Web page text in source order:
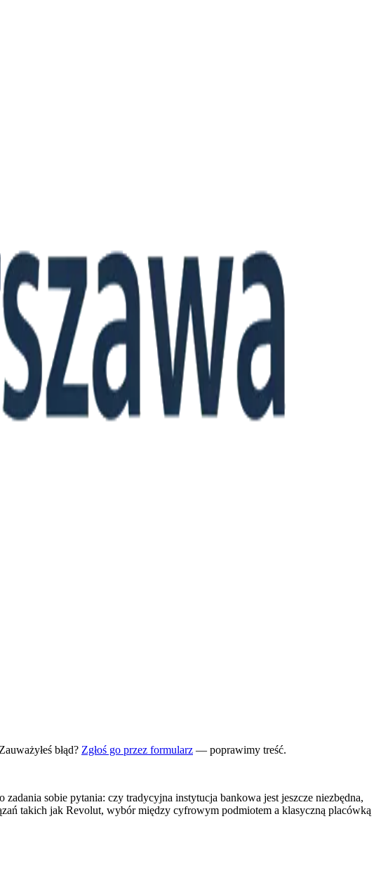
błąd? Zgłoś go przez formularz — poprawimy treść.
sobie pytania: czy tradycyjna instytucja bankowa jest jeszcze niezbędna,
takich jak Revolut, wybór między cyfrowym podmiotem a klasyczną placówką